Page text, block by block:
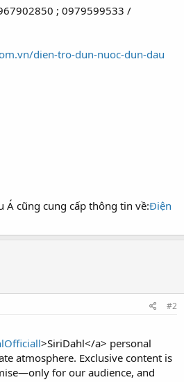
; 0979599533 /
dien-tro-dun-nuoc-dun-dau
Á cũng cung cấp thông tin về:Điện
#2
>SiriDahl</a> personal
atmosphere. Exclusive content is
for our audience, and